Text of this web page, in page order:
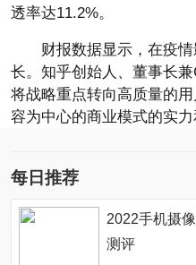
透率达11.2%。
财报数据显示，在疫
长。知乎创始人、董事长
将战略重点转向高质量的
容为中心的商业模式的实力
每日推荐
2022手机摄
测评